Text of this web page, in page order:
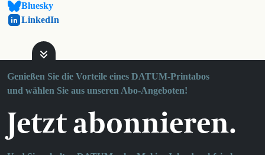
Bluesky
LinkedIn
Genießen Sie die Vorteile eines DATUM-Printabos
und wählen Sie aus unseren Abo-Angeboten!
Jetzt abonnieren.